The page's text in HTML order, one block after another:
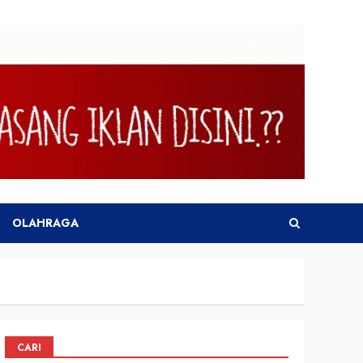
OLAHRAGA
CARI